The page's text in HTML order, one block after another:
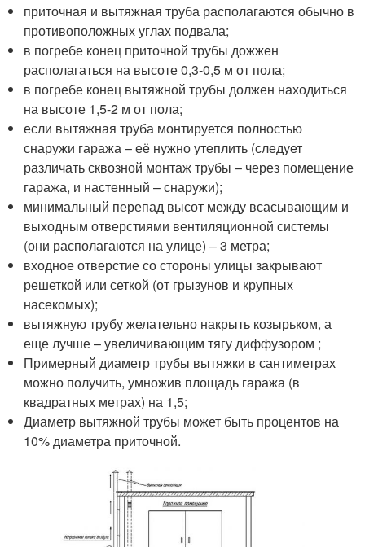
приточная и вытяжная труба располагаются обычно в
противоположных углах подвала;
в погребе конец приточной трубы дожжен
располагаться на высоте 0,3-0,5 м от пола;
в погребе конец вытяжной трубы должен находиться
на высоте 1,5-2 м от пола;
если вытяжная труба монтируется полностью
снаружи гаража – её нужно утеплить (следует
различать сквозной монтаж трубы – через помещение
гаража, и настенный – снаружи);
минимальный перепад высот между всасывающим и
выходным отверстиями вентиляционной системы
(они располагаются на улице) – 3 метра;
входное отверстие со стороны улицы закрывают
решеткой или сеткой (от грызунов и крупных
насекомых);
вытяжную трубу желательно накрыть козырьком, а
еще лучше – увеличивающим тягу диффузором ;
Примерный диаметр трубы вытяжки в сантиметрах
можно получить, умножив площадь гаража (в
квадратных метрах) на 1,5;
Диаметр вытяжной трубы может быть процентов на
10% диаметра приточной.